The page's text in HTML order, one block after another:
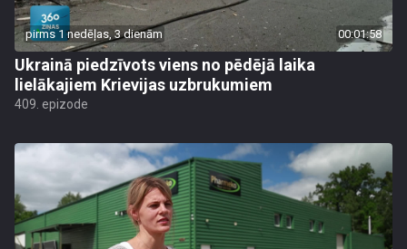
pirms 1 nedēļas, 3 dienām 00:01:58
Ukrainā piedzīvots viens no pēdējā laika
lielākajiem Krievijas uzbrukumiem
409. epizode